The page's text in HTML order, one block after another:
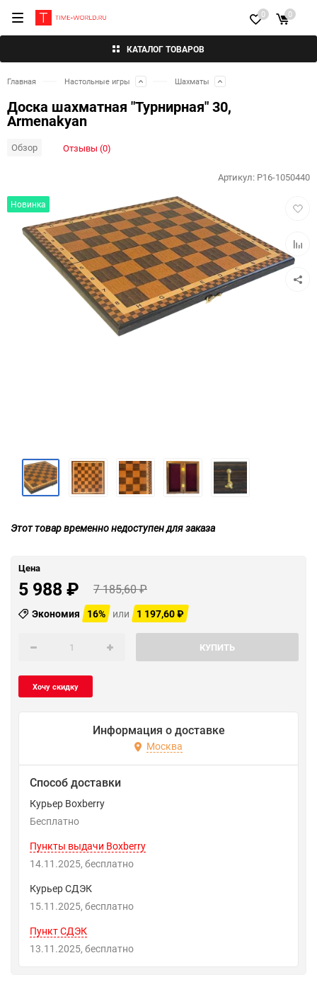
КАТАЛОГ ТОВАРОВ
0 0
Главная Настольные игры Шахматы
Доска шахматная "Турнирная" 30,
Armenakyan
Обзор Отзывы (0)
Новинка
к
Артикул: P16-1050440
Этот товар временно недоступен для заказа
Цена
5 988₽ 7 185,60₽
Экономия 16% или 1 197,60₽
КУПИТЬ
Информация о доставке
Москва
Способ доставки
Курьер Boxberry
Бесплатно
Пункты выдачи Boxberry
14.11.2025
Бесплатно
Курьер СДЭК
15.11.2025
Бесплатно
Пункт СДЭК
13.11.2025
Бесплатно